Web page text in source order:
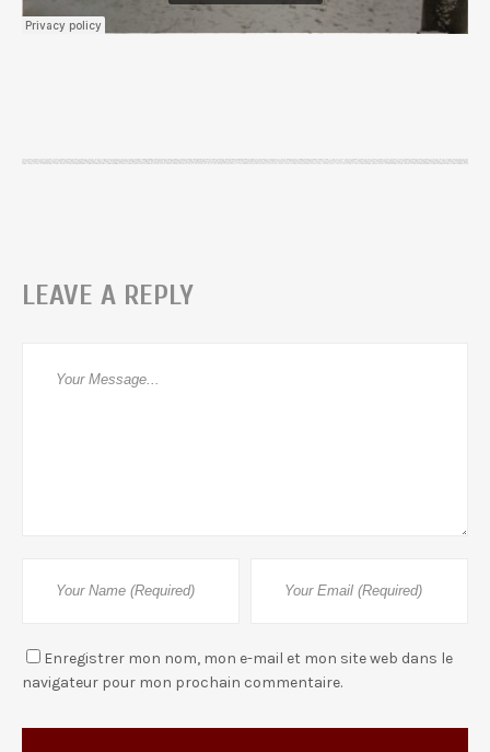
LEAVE A REPLY
Enregistrer mon nom, mon e-mail et mon site web dans le
navigateur pour mon prochain commentaire.